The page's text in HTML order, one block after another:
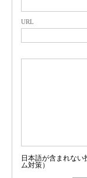
URL
日本語が含まれな
ム対策）